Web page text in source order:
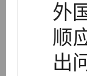
外
顺
出